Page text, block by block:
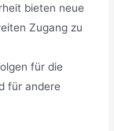
bieten neue
Zugang zu
für die
für andere